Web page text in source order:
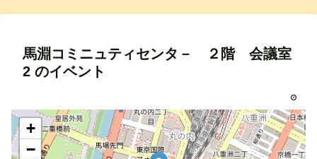
馬淵コミニュティセンタ－ ２階 会議室
2 のイベント
+
−